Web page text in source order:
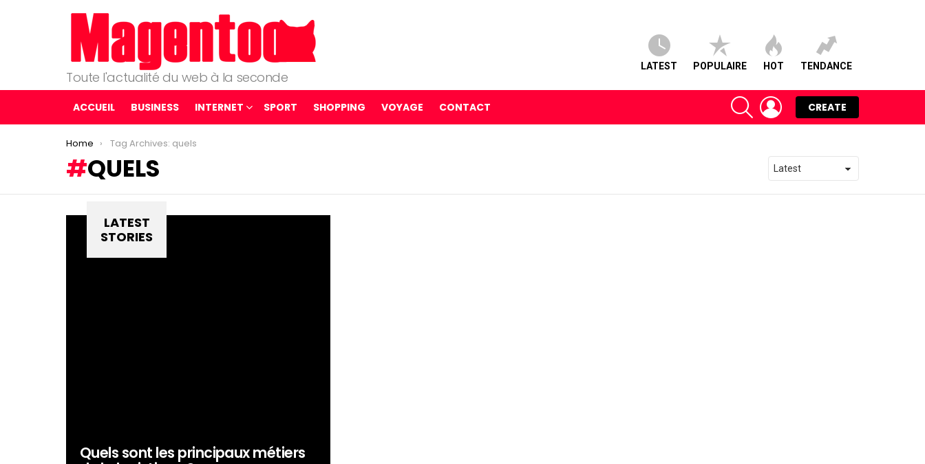
Toute l'actualité du web à la seconde
LATEST POPULAIRE HOT TENDANCE
ACCUEIL BUSINESS INTERNET SPORT SHOPPING VOYAGE CONTACT
SEARCH LOGIN
CREATE
You are here:
Home Tag Archives: quels
QUELS
LATEST
STORIES
Quels sont les principaux métiers